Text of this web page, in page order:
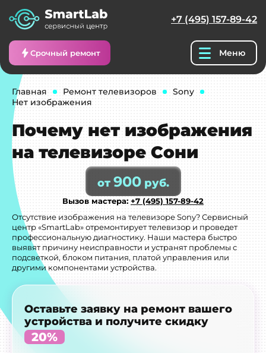
+7 (495) 157-89-42
Срочный ремонт Меню
Главная Ремонт телевизоров
Sony
Нет изображения
Почему нет изображения
на телевизоре Сони
от 900руб.
Вызов мастера: +7 (495) 157-89-42
Отсутствие изображения на телевизоре Sony? Сервисный
центр «SmartLab» отремонтирует телевизор и проведет
профессиональную диагностику. Наши мастера быстро
выявят причину неисправности и устранят проблемы с
подсветкой, блоком питания, платой управления или
другими компонентами устройства.
Оставьте заявку на ремонт вашего
устройства и получите скидку
20%